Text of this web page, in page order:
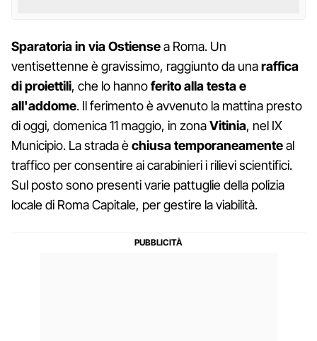
Sparatoria in via Ostiensea Roma. Un
ventisettenne è gravissimo, raggiunto da unaraffica
di proiettili, che lo hannoferito alla testa e
all'addome. Il ferimento è avvenuto la mattina presto
di oggi, domenica 11 maggio, in zonaVitinia, nel IX
Municipio. La strada èchiusa temporaneamenteal
traffico per consentire ai carabinieri i rilievi scientifici.
Sul posto sono presenti varie pattuglie della polizia
locale di Roma Capitale, per gestire la viabilità.